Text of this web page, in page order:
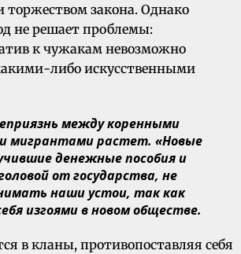
торжеством закона. Однако
не решает проблемы:
к чужакам невозможно
либо искусственными
между коренными
мигрантами растет. «Новые
денежные пособия и
от государства, не
наши устои, так как
изгоями в новом обществе.
в кланы, противопоставляя себя